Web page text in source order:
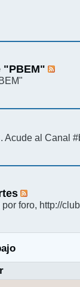
"PBEM"
Acude al Canal
foro, http://